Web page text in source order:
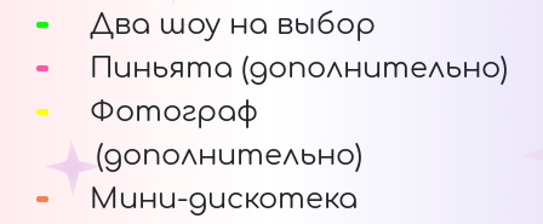
Два шоу на выбор
Пиньята (дополнительно)
Фотограф
(дополнительно)
Мини-дискотека